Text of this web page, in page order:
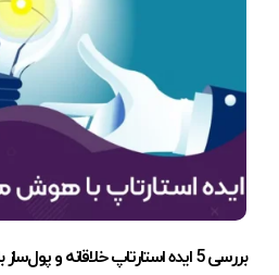
بررسی 5 ایده استارتاپ خلاقانه و پول‌ساز با هوش مصنوعی